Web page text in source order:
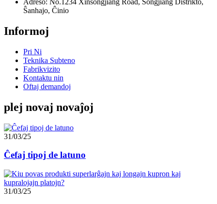
Adreso: No.1234 Xinsongjiang Road, Songjiang Distrikto,
Ŝanhajo, Ĉinio
Informoj
Pri Ni
Teknika Subteno
Fabrikvizito
Kontaktu nin
Oftaj demandoj
plej novaj novaĵoj
31/03/25
Ĉefaj tipoj de latuno
31/03/25